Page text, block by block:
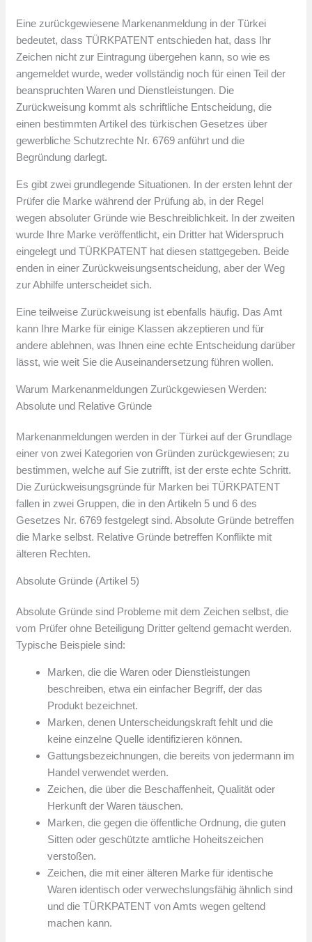
Eine zurückgewiesene Markenanmeldung in der Türkei
bedeutet, dass TÜRKPATENT entschieden hat, dass Ihr
Zeichen nicht zur Eintragung übergehen kann, so wie es
angemeldet wurde, weder vollständig noch für einen Teil der
beanspruchten Waren und Dienstleistungen. Die
Zurückweisung kommt als schriftliche Entscheidung, die
einen bestimmten Artikel des türkischen Gesetzes über
gewerbliche Schutzrechte Nr. 6769 anführt und die
Begründung darlegt.
Es gibt zwei grundlegende Situationen. In der ersten lehnt der
Prüfer die Marke während der Prüfung ab, in der Regel
wegen absoluter Gründe wie Beschreiblichkeit. In der zweiten
wurde Ihre Marke veröffentlicht, ein Dritter hat Widerspruch
eingelegt und TÜRKPATENT hat diesen stattgegeben. Beide
enden in einer Zurückweisungsentscheidung, aber der Weg
zur Abhilfe unterscheidet sich.
Eine teilweise Zurückweisung ist ebenfalls häufig. Das Amt
kann Ihre Marke für einige Klassen akzeptieren und für
andere ablehnen, was Ihnen eine echte Entscheidung darüber
lässt, wie weit Sie die Auseinandersetzung führen wollen.
Warum Markenanmeldungen Zurückgewiesen Werden:
Absolute und Relative Gründe
Markenanmeldungen werden in der Türkei auf der Grundlage
einer von zwei Kategorien von Gründen zurückgewiesen; zu
bestimmen, welche auf Sie zutrifft, ist der erste echte Schritt.
Die Zurückweisungsgründe für Marken bei TÜRKPATENT
fallen in zwei Gruppen, die in den Artikeln 5 und 6 des
Gesetzes Nr. 6769 festgelegt sind. Absolute Gründe betreffen
die Marke selbst. Relative Gründe betreffen Konflikte mit
älteren Rechten.
Absolute Gründe (Artikel 5)
Absolute Gründe sind Probleme mit dem Zeichen selbst, die
vom Prüfer ohne Beteiligung Dritter geltend gemacht werden.
Typische Beispiele sind:
Marken, die die Waren oder Dienstleistungen
beschreiben, etwa ein einfacher Begriff, der das
Produkt bezeichnet.
Marken, denen Unterscheidungskraft fehlt und die
keine einzelne Quelle identifizieren können.
Gattungsbezeichnungen, die bereits von jedermann im
Handel verwendet werden.
Zeichen, die über die Beschaffenheit, Qualität oder
Herkunft der Waren täuschen.
Marken, die gegen die öffentliche Ordnung, die guten
Sitten oder geschützte amtliche Hoheitszeichen
verstoßen.
Zeichen, die mit einer älteren Marke für identische
Waren identisch oder verwechslungsfähig ähnlich sind
und die TÜRKPATENT von Amts wegen geltend
machen kann.